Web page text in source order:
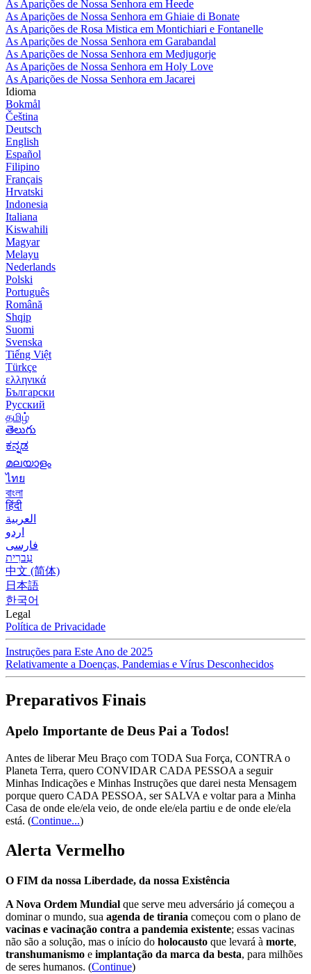
As Aparições de Nossa Senhora em Heede
As Aparições de Nossa Senhora em Ghiaie di Bonate
As Aparições de Rosa Mistica em Montichiari e Fontanelle
As Aparições de Nossa Senhora em Garabandal
As Aparições de Nossa Senhora em Medjugorje
As Aparições de Nossa Senhora em Holy Love
As Aparições de Nossa Senhora em Jacarei
Idioma
Bokmål
Čeština
Deutsch
English
Español
Filipino
Français
Hrvatski
Indonesia
Italiana
Kiswahili
Magyar
Melayu
Nederlands
Polski
Português
Română
Shqip
Suomi
Svenska
Tiếng Việt
Türkçe
ελληνικά
Български
Русский
தமிழ்
తెలుగు
ಕನ್ನಡ
മലയാളം
ไทย
বাংলা
हिंदी
العربية
اردو
فارسی
עִברִית
中文 (简体)
日本語
한국어
Legal
Política de Privacidade
Instruções para Este Ano de 2025
Relativamente a Doenças, Pandemias e Vírus Desconhecidos
Preparativos Finais
Apelo Importante de Deus Pai a Todos!
Antes de liberar Meu Braço com TODA Sua Força, CONTRA o
Planeta Terra, quero CONVIDAR CADA PESSOA a seguir
Minhas Indicações e Minhas Instruções que darei nesta Mensagem
porque quero CADA PESSOA, ser SALVA e voltar para a Minha
Casa de onde ele/ela veio, de onde ele/ela partiu e de onde ele/ela
está. (Continue...)
Alerta Vermelho
O FIM da nossa Liberdade, da nossa Existência
A Nova Ordem Mundial que serve meu adversário já começou a
dominar o mundo, sua agenda de tirania começou com o plano de
vacinas e vacinação contra a pandemia existente; essas vacinas
não são a solução, mas o início do holocausto que levará à morte,
transhumanismo e implantação da marca da besta, para milhões
de seres humanos. (Continue)